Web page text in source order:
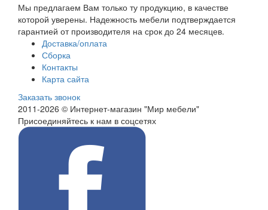
Мы предлагаем Вам только ту продукцию, в качестве
которой уверены. Надежность мебели подтверждается
гарантией от производителя на срок до 24 месяцев.
Доставка/оплата
Сборка
Контакты
Карта сайта
Заказать звонок
2011-2026 © Интернет-магазин "Мир мебели"
Присоединяйтесь к нам в соцсетях